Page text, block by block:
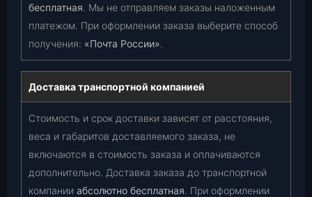
бесплатная. Мы не отправляем заказы наложенным
платежом. При оформлении заказа выберите способ
получения: «Почта России».
Доставка транспортной компанией
Стоимость и срок доставки зависят от расстояния,
веса и габаритов доставляемого заказа, не
включаются в стоимость заказа и оплачиваются
дополнительно. Доставка заказа до транспортной
компании абсолютно бесплатная. При оформлении